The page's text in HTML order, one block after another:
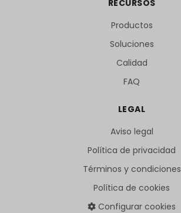
RECURSOS
Productos
Soluciones
Calidad
FAQ
LEGAL
Aviso legal
Política de privacidad
Términos y condiciones
Política de cookies
Configurar cookies